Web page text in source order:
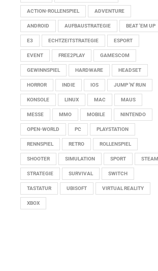
ACTION-ROLLENSPIEL ADVENTURE
ANDROID AUFBAUSTRATEGIE BEAT 'EM UP
E3 ECHTZEITSTRATEGIE ESPORT
EVENT FREE2PLAY GAMESCOM
GEWINNSPIEL HARDWARE HEADSET
HORROR INDIE IOS JUMP 'N' RUN
KONSOLE LINUX MAC MAUS
MESSE MMO MOBILE NINTENDO
OPEN-WORLD PC PLAYSTATION
RENNSPIEL RETRO ROLLENSPIEL
SHOOTER SIMULATION SPORT STEAM
STRATEGIE SURVIVAL SWITCH
TASTATUR UBISOFT VIRTUAL REALITY
XBOX